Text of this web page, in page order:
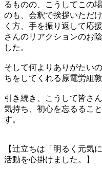
るものの、こうしてこの
のも、会釈で挨拶いただ
く方、手を振り返して応
さんのリアクションのお
した。
そして何よりありがたい
ちをしてくれる原電労組
引き続き、こうして皆さ
気持ち、初心を忘るるこ
す。
【辻立ちは「明るく元気
活動を心掛けました。】